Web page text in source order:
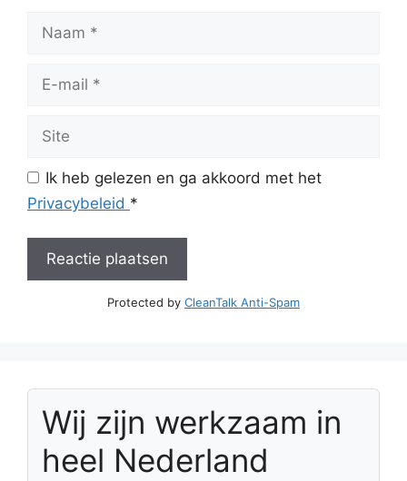
mail
Ik heb gelezen en ga akkoord met het
Privacybeleid *
Protected by CleanTalk Anti-Spam
Wij zijn werkzaam in
heel Nederland